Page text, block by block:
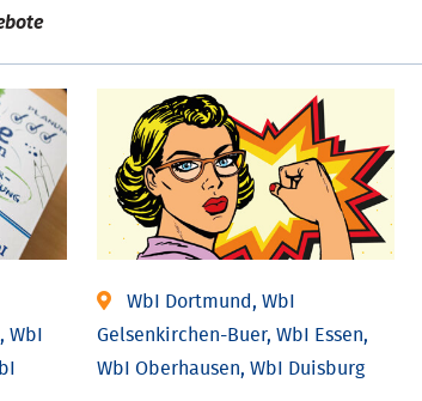
WbI Dortmund, WbI
Gelsenkirchen-Buer, WbI Essen,
WbI Oberhausen, WbI Duisburg